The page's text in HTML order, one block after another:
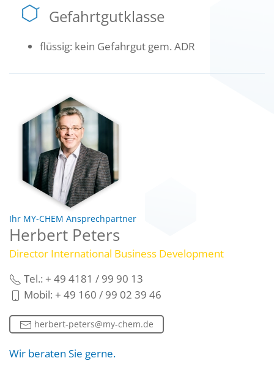
Gefahrtgutklasse
flüssig: kein Gefahrgut gem. ADR
Ihr MY-CHEM Ansprechpartner
Herbert Peters
Director International Business Development
Tel.: + 49 4181 / 99 90 13
Mobil: + 49 160 / 99 02 39 46
herbert-peters@my-chem.de
Wir beraten Sie gerne.